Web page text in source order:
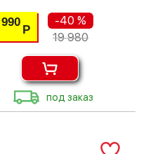
990
Р
-40 %
19 980
под заказ